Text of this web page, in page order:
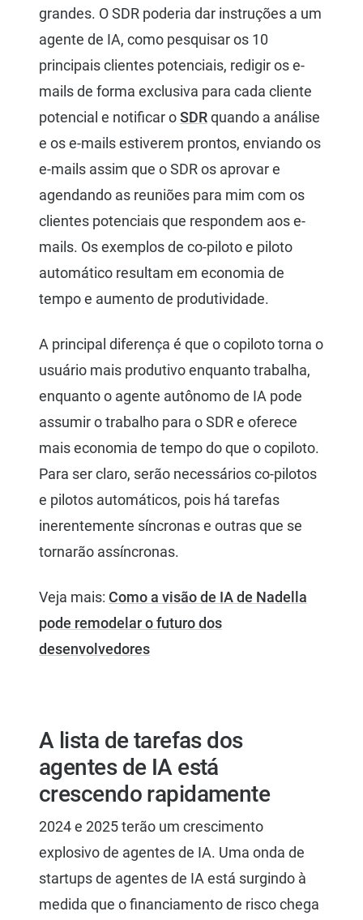
grandes. O SDR poderia dar instruções a um
agente de IA, como pesquisar os 10
principais clientes potenciais, redigir os e-
mails de forma exclusiva para cada cliente
potencial e notificar oSDRquando a análise
e os e-mails estiverem prontos, enviando os
e-mails assim que o SDR os aprovar e
agendando as reuniões para mim com os
clientes potenciais que respondem aos e-
mails. Os exemplos de co-piloto e piloto
automático resultam em economia de
tempo e aumento de produtividade.
A principal diferença é que o copiloto torna o
usuário mais produtivo enquanto trabalha,
enquanto o agente autônomo de IA pode
assumir o trabalho para o SDR e oferece
mais economia de tempo do que o copiloto.
Para ser claro, serão necessários co-pilotos
e pilotos automáticos, pois há tarefas
inerentemente síncronas e outras que se
tornarão assíncronas.
Veja mais: Como a visão de IA de Nadella
pode remodelar o futuro dos
desenvolvedores
A lista de tarefas dos
agentes de IA está
crescendo rapidamente
2024 e 2025 terão um crescimento
explosivo de agentes de IA. Uma onda de
startups de agentes de IA está surgindo à
medida que o financiamento de risco chega